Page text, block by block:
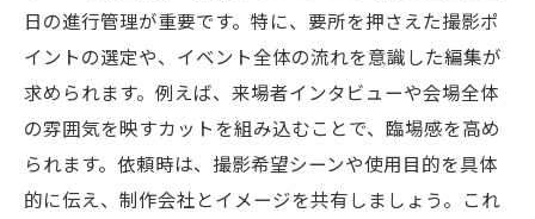
日の進行管理が重要です。特に、要所を押さえた撮影ポ
イントの選定や、イベント全体の流れを意識した編集が
求められます。例えば、来場者インタビューや会場全体
の雰囲気を映すカットを組み込むことで、臨場感を高め
られます。依頼時は、撮影希望シーンや使用目的を具体
的に伝え、制作会社とイメージを共有しましょう。これ